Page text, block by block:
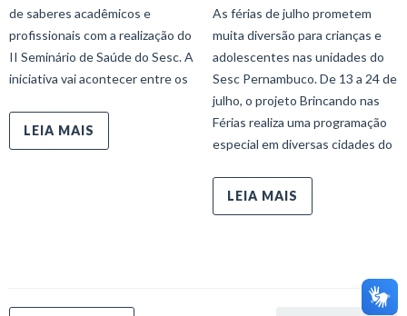
de saberes acadêmicos e
profissionais com a realização do
II Seminário de Saúde do Sesc. A
iniciativa vai acontecer entre os
LEIA MAIS
As férias de julho prometem
muita diversão para crianças e
adolescentes nas unidades do
Sesc Pernambuco. De 13 a 24 de
julho, o projeto Brincando nas
Férias realiza uma programação
especial em diversas cidades do
LEIA MAIS